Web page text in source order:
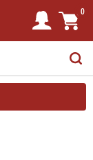
0